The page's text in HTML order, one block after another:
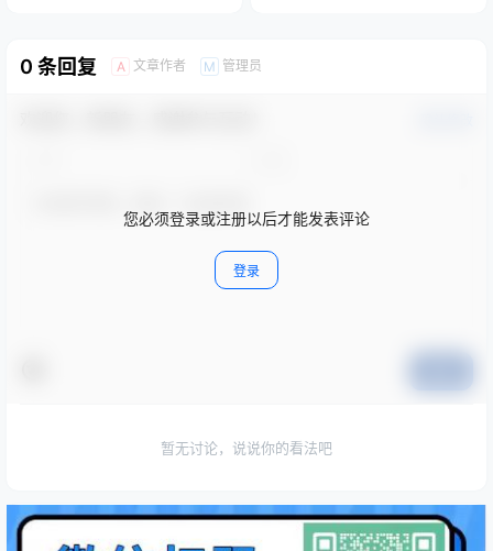
0 条回复 A 文章作者 M 管理员
您必须登录或注册以后才能发表评论
登录
暂无讨论，说说你的看法吧